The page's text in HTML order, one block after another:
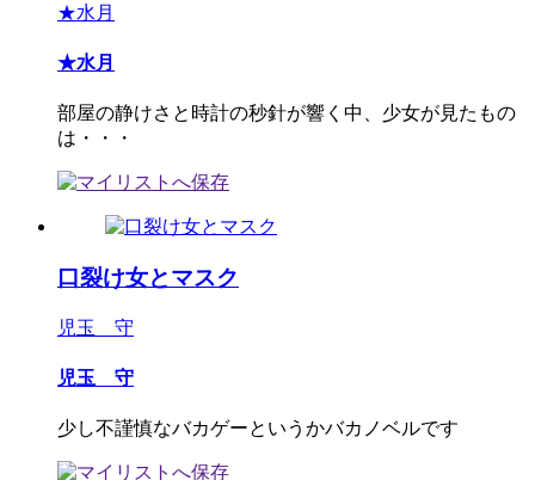
★水月
★水月
部屋の静けさと時計の秒針が響く中、少女が見たもの
は・・・
口裂け女とマスク
児玉 守
児玉 守
少し不謹慎なバカゲーというかバカノベルです